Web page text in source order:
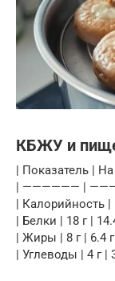
КБЖУ и
| Показатель |
| —————— |
| Калорийность |
| Белки | 18 г |
| Жиры | 8 г | 6.4
| Углеводы | 4 г |